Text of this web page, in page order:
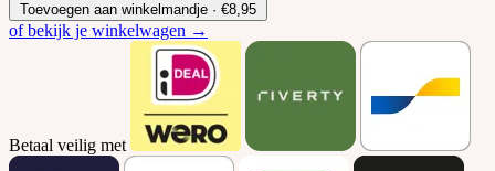
Toevoegen aan winkelmandje · €8,95
of bekijk je winkelwagen →
Betaal veilig met